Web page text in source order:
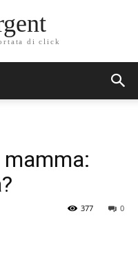
di click
0
377